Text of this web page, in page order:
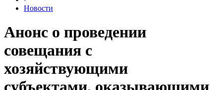
Новости
Анонс о проведении
совещания с
хозяйствующими